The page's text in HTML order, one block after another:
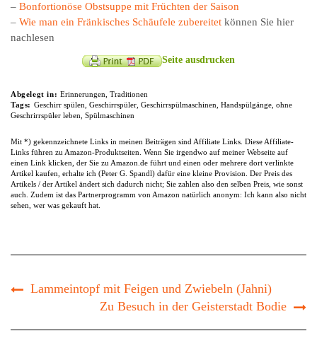
– Bonfortionöse Obstsuppe mit Früchten der Saison
– Wie man ein Fränkisches Schäufele zubereitet können Sie hier
nachlesen
Seite ausdrucken
Abgelegt in: Erinnerungen Traditionen
Tags: Geschirr spülen Geschirrspüler, Geschirrspülmaschinen Handspülgänge, ohne
Geschrirrspüler leben Spülmaschinen
Mit *) gekennzeichnete Links in meinen Beiträgen sind Affiliate Links. Diese Affiliate-
Links führen zu Amazon-Produktseiten. Wenn Sie irgendwo auf meiner Webseite auf
einen Link klicken, der Sie zu Amazon.de führt und einen oder mehrere dort verlinkte
Artikel kaufen, erhalte ich (Peter G. Spandl) dafür eine kleine Provision. Der Preis des
Artikels / der Artikel ändert sich dadurch nicht; Sie zahlen also den selben Preis, wie sonst
auch. Zudem ist das Partnerprogramm von Amazon natürlich anonym: Ich kann also nicht
sehen, wer was gekauft hat.
Lammeintopf mit Feigen und Zwiebeln (Jahni)
Zu Besuch in der Geisterstadt Bodie